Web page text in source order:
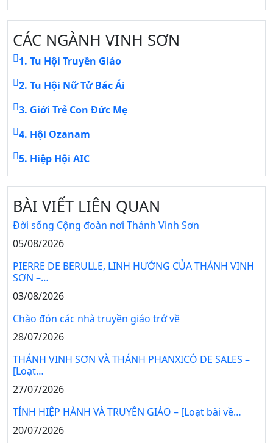
CÁC NGÀNH VINH SƠN
1. Tu Hội Truyền Giáo
2. Tu Hội Nữ Tử Bác Ái
3. Giới Trẻ Con Đức Mẹ
4. Hội Ozanam
5. Hiệp Hội AIC
BÀI VIẾT LIÊN QUAN
Đời sống Cộng đoàn nơi Thánh Vinh Sơn
05/08/2026
PIERRE DE BERULLE, LINH HƯỚNG CỦA THÁNH VINH
SƠN –…
03/08/2026
Chào đón các nhà truyền giáo trở về
28/07/2026
THÁNH VINH SƠN VÀ THÁNH PHANXICÔ DE SALES –
[Loạt…
27/07/2026
TÍNH HIỆP HÀNH VÀ TRUYỀN GIÁO – [Loạt bài về…
20/07/2026